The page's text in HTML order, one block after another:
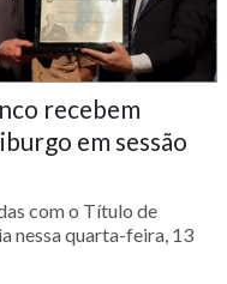
recebem
em sessão
com o Título de
nessa quarta-feira, 13